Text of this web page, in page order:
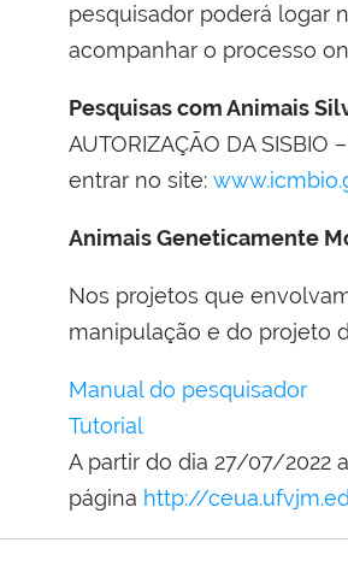
pesquisador poderá logar
acompanhar o processo
Pesquisas com Animais
AUTORIZAÇÃO DA
entrar no site:
Animais Geneticamente
Nos projetos que
manipulação e do projeto
Manual do pesquisador
Tutorial
A partir do dia 27/07/2022
página http://